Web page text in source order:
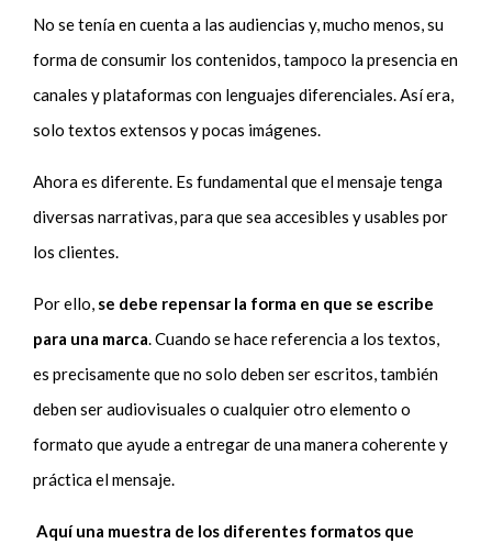
No se tenía en cuenta a las audiencias y, mucho menos, su
forma de consumir los contenidos, tampoco la presencia en
canales y plataformas con lenguajes diferenciales. Así era,
solo textos extensos y pocas imágenes.
Ahora es diferente. Es fundamental que el mensaje tenga
diversas narrativas, para que sea accesibles y usables por
los clientes.
Por ello, se debe repensar la forma en que se escribe
para una marca. Cuando se hace referencia a los textos,
es precisamente que no solo deben ser escritos, también
deben ser audiovisuales o cualquier otro elemento o
formato que ayude a entregar de una manera coherente y
práctica el mensaje.
Aquí una muestra de los diferentes formatos que